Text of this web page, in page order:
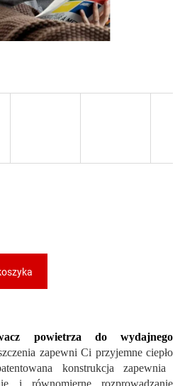
powietrza do wydajnego
zapewni Ci przyjemne ciepło
konstrukcja zapewnia